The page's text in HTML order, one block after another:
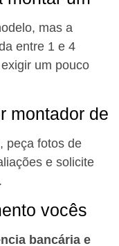
mas a
entre 1 e 4
um pouco
montador de
peça fotos de
e solicite
vocês
bancária e